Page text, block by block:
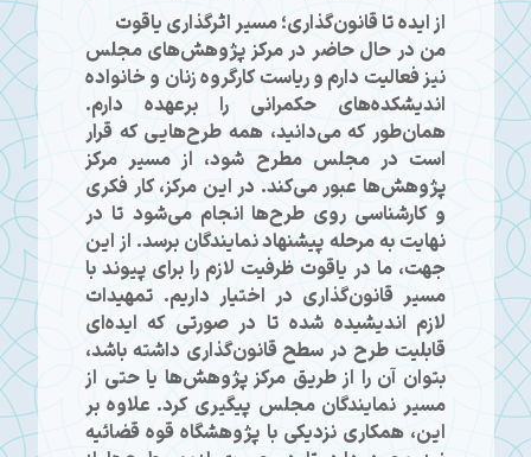
از ایده تا قانون‌گذاری؛ مسیر اثرگذاری یاقوت
من در حال حاضر در مرکز پژوهش‌های مجلس
نیز فعالیت دارم و ریاست کارگروه زنان و خانواده
اندیشکده‌های حکمرانی را برعهده دارم.
همان‌طور که می‌دانید، همه طرح‌هایی که قرار
است در مجلس مطرح شود، از مسیر مرکز
پژوهش‌ها عبور می‌کند. در این مرکز، کار فکری
و کارشناسی روی طرح‌ها انجام می‌شود تا در
نهایت به مرحله پیشنهاد نمایندگان برسد. از این
جهت، ما در یاقوت ظرفیت لازم را برای پیوند با
مسیر قانون‌گذاری در اختیار داریم. تمهیدات
لازم اندیشیده شده تا در صورتی که ایده‌ای
قابلیت طرح در سطح قانون‌گذاری داشته باشد،
بتوان آن را از طریق مرکز پژوهش‌ها یا حتی از
مسیر نمایندگان مجلس پیگیری کرد. علاوه بر
این، همکاری نزدیکی با پژوهشگاه قوه قضائیه